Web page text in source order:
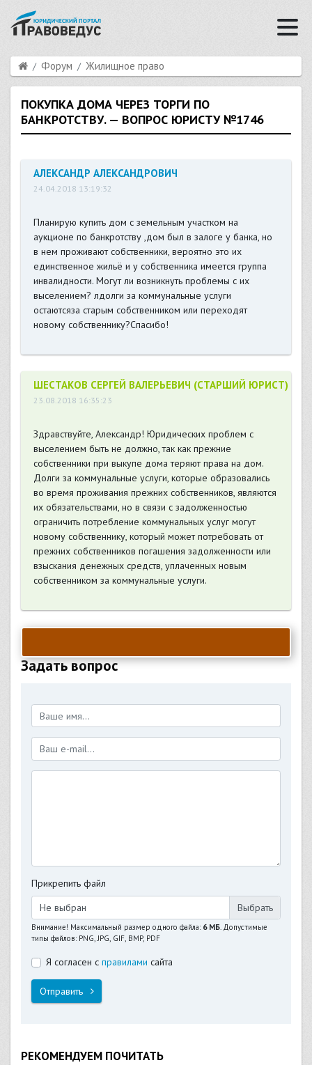
Форум Жилищное право
ПОКУПКА ДОМА ЧЕРЕЗ ТОРГИ ПО
БАНКРОТСТВУ. — ВОПРОС ЮРИСТУ №1746
АЛЕКСАНДР АЛЕКСАНДРОВИЧ
24.04.2018 13:19:32
Планирую купить дом с земельным участком на
аукционе по банкротству ,дом был в залоге у банка, но
в нем проживают собственники, вероятно это их
единственное жильё и у собственника имеется группа
инвалидности. Могут ли возникнуть проблемы с их
выселением? лдолги за коммунальные услуги
остаютсяза старым собственником или переходят
новому собственнику?Спасибо!
ШЕСТАКОВ СЕРГЕЙ ВАЛЕРЬЕВИЧ (СТАРШИЙ ЮРИСТ)
23.08.2018 16:35:23
Здравствуйте, Александр! Юридических проблем с
выселением быть не должно, так как прежние
собственники при выкупе дома теряют права на дом.
Долги за коммунальные услуги, которые образовались
во время проживания прежних собственников, являются
их обязательствами, но в связи с задолженностью
ограничить потребление коммунальных услуг могут
новому собственнику, который может потребовать от
прежних собственников погашения задолженности или
взыскания денежных средств, уплаченных новым
собственником за коммунальные услуги.
Задать вопрос
Прикрепить файл
Не выбран
Внимание! Максимальный размер одного файла: 6 МБ. Допустимые
типы файлов: PNG, JPG, GIF, BMP, PDF
Я согласен с правилами сайта
Отправить
РЕКОМЕНДУЕМ ПОЧИТАТЬ